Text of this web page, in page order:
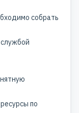
собрать
службой
по